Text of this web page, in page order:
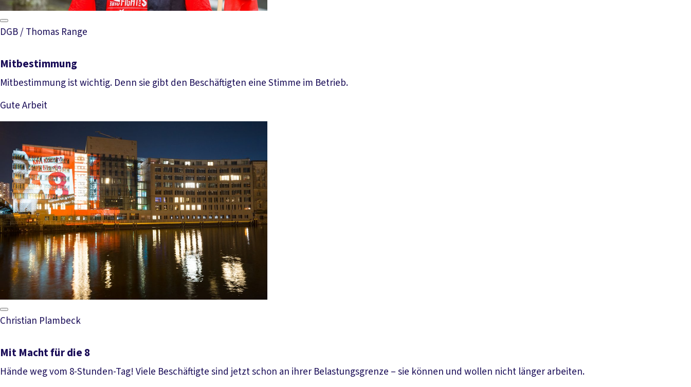
DGB / Thomas Range
Mitbestimmung
Mitbestimmung ist wichtig. Denn sie gibt den Beschäftigten eine Stimme im Betrieb.
Gute Arbeit
Christian Plambeck
Mit Macht für die 8
Hände weg vom 8-Stunden-Tag! Viele Beschäftigte sind jetzt schon an ihrer Belastungsgrenze – sie können und wollen nicht länger arbeiten.